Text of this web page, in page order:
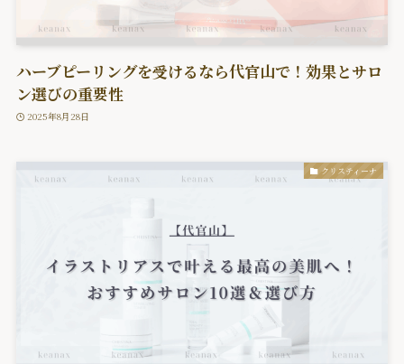
ハーブピーリングを受けるなら代官山で！効果とサロ
ン選びの重要性
2025年8月28日
クリスティーナ